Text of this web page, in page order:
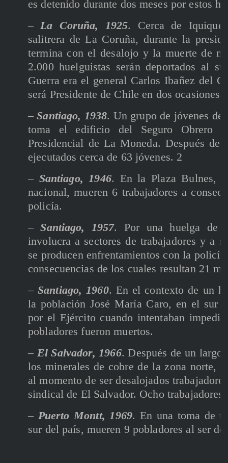
es detenido durante dos meses por estos
–La Coruña, 1925. Cerca de
salitrera de La Coruña, durante la
termina con el desalojo y la muerte de
2.000 huelguistas serán deportados al
Guerra era el general Carlos Ibañez del
será Presidente de Chile en dos ocasiones.
–Santiago, 1938. Un grupo de jóvenes
toma el edificio del Seguro Obrero
Presidencial de La Moneda. Después de
ejecutados cerca de 63 jóvenes. 2
– Santiago, 1946. En la Plaza Bulnes,
nacional, mueren 6 trabajadores a
policía.
–Santiago, 1957. Por una huelga de
involucra a sectores de trabajadores y a
se producen enfrentamientos con la
consecuencias de los cuales resultan 21
–Santiago, 1960. En el contexto de un
la población José María Caro, en el sur
por el Ejército cuando intentaban
pobladores fueron muertos.
– El Salvador, 1966. Después de un
los minerales de cobre de la zona norte,
al momento de ser desalojados
sindical de El Salvador. Ocho trabajadores
– Puerto Montt, 1969. En una toma de
sur del país, mueren 9 pobladores al ser